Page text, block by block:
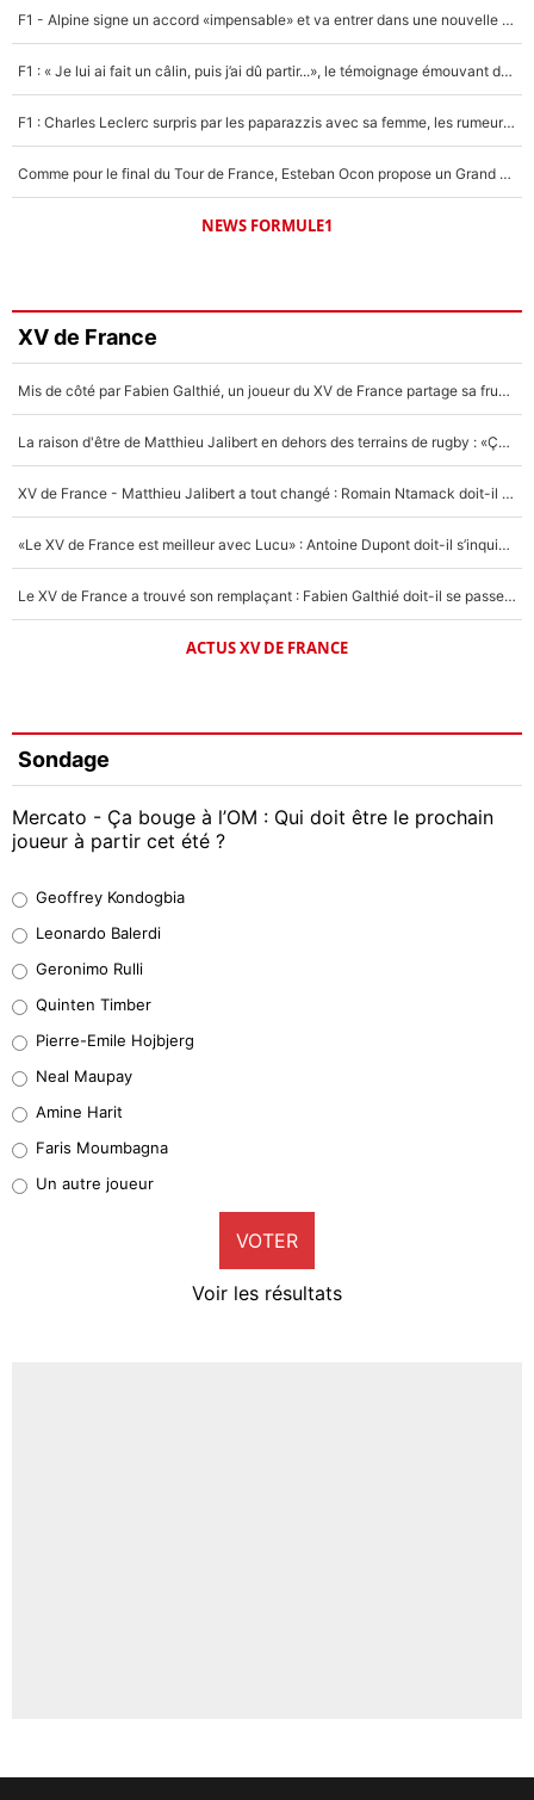
F1 - Alpine signe un accord «impensable» et va entrer dans une nouvelle dimension : Grande nouvelle pour Pierre Gasly !
F1 : « Je lui ai fait un câlin, puis j’ai dû partir...», le témoignage émouvant de Max Verstappen sur sa fille
F1 : Charles Leclerc surpris par les paparazzis avec sa femme, les rumeurs étaient vraies !
Comme pour le final du Tour de France, Esteban Ocon propose un Grand Prix de Formule 1 à Paris : «Autour de l’Arc de Triomphe, ce serait génial» !
NEWS FORMULE1
XV de France
Mis de côté par Fabien Galthié, un joueur du XV de France partage sa frustration : «ils ne me l’ont pas dit tout de suite»
La raison d'être de Matthieu Jalibert en dehors des terrains de rugby : «Ça m'atteint autant que si tu touches à un membre de ma famille»
XV de France - Matthieu Jalibert a tout changé : Romain Ntamack doit-il s’inquiéter pour sa place à un an de la Coupe du monde ?
«Le XV de France est meilleur avec Lucu» : Antoine Dupont doit-il s’inquiéter pour sa place ?
Le XV de France a trouvé son remplaçant : Fabien Galthié doit-il se passer d'Antoine Dupont ?
ACTUS XV DE FRANCE
Sondage
Mercato - Ça bouge à l’OM : Qui doit être le prochain
joueur à partir cet été ?
38%
32%
5%
1%
9%
Geoffrey Kondogbia
Leonardo Balerdi
Geronimo Rulli
Quinten Timber
Pierre-Emile Hojbjerg
Neal Maupay
Amine Harit
Faris Moumbagna
Un autre joueur
VOTER
Voir les résultats